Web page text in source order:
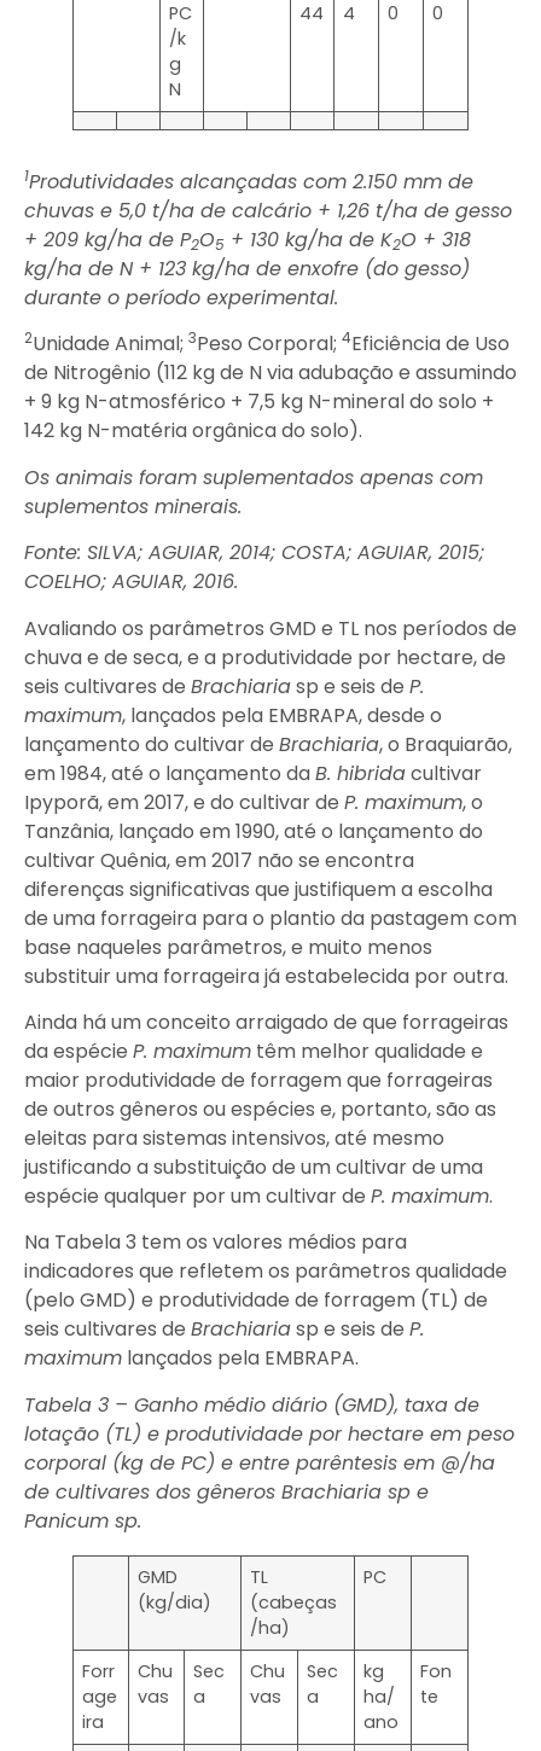
PC
/k
g
N
44 4 0 0
1Produtividades alcançadas com 2.150 mm de
chuvas e 5,0 t/ha de calcário + 1,26 t/ha de gesso
+ 209 kg/ha de P2O5 + 130 kg/ha de K2O + 318
kg/ha de N + 123 kg/ha de enxofre (do gesso)
durante o período experimental.
2Unidade Animal; 3Peso Corporal; 4Eficiência de Uso
de Nitrogênio (112 kg de N via adubação e assumindo
+ 9 kg N-atmosférico + 7,5 kg N-mineral do solo +
142 kg N-matéria orgânica do solo).
Os animais foram suplementados apenas com
suplementos minerais.
Fonte: SILVA; AGUIAR, 2014; COSTA; AGUIAR, 2015;
COELHO; AGUIAR, 2016.
Avaliando os parâmetros GMD e TL nos períodos de
chuva e de seca, e a produtividade por hectare, de
seis cultivares de Brachiariasp e seis de P.
maximum, lançados pela EMBRAPA, desde o
lançamento do cultivar de Brachiaria, o Braquiarão,
em 1984, até o lançamento daB. hibridacultivar
Ipyporã, em 2017, e do cultivar de P. maximum, o
Tanzânia, lançado em 1990, até o lançamento do
cultivar Quênia, em 2017 não se encontra
diferenças significativas que justifiquem a escolha
de uma forrageira para o plantio da pastagem com
base naqueles parâmetros, e muito menos
substituir uma forrageira já estabelecida por outra.
Ainda há um conceito arraigado de que forrageiras
da espécie P. maximum têm melhor qualidade e
maior produtividade de forragem que forrageiras
de outros gêneros ou espécies e, portanto, são as
eleitas para sistemas intensivos, até mesmo
justificando a substituição de um cultivar de uma
espécie qualquer por um cultivar de P. maximum.
Na Tabela 3 tem os valores médios para
indicadores que refletem os parâmetros qualidade
(pelo GMD) e produtividade de forragem (TL) de
seis cultivares de Brachiariasp e seis de P.
maximum lançados pela EMBRAPA.
Tabela 3 – Ganho médio diário (GMD), taxa de
lotação (TL) e produtividade por hectare em peso
corporal (kg de PC) e entre parêntesis em @/ha
de cultivares dos gêneros Brachiaria sp e
Panicum sp.
GMD
(kg/dia)
TL
(cabeças
/ha)
PC
Forr
age
ira
Chu
vas
Sec
a
Chu
vas
Sec
a
kg
ha/
ano
Fon
te